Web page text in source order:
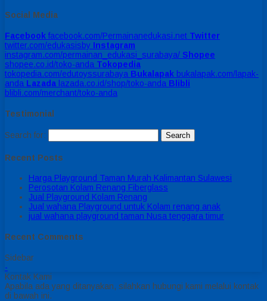
Social Media
Facebook facebook.com/Permainanedukasi.net Twitter
twitter.com/edukasisby Instagram
instagram.com/permainan_edukasi_surabaya/ Shopee
shopee.co.id/toko-anda Tokopedia
tokopedia.com/edutoyssurabaya Bukalapak bukalapak.com/lapak-
anda Lazada lazada.co.id/shop/toko-anda Blibli
blibli.com/merchant/toko-anda
Testimonial
Search for:
Recent Posts
Harga Playground Taman Murah Kalimantan Sulawesi
Perosotan Kolam Renang Fiberglass
Jual Playground Kolam Renang
Jual wahana Playground untuk Kolam renang anak
jual wahana playground taman Nusa tenggara timur
Recent Comments
Sidebar
-
Kontak Kami
Apabila ada yang ditanyakan, silahkan hubungi kami melalui kontak
di bawah ini.